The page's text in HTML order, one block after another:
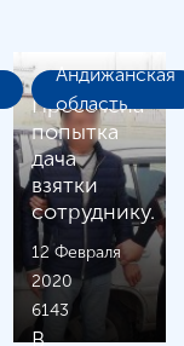
Андижанская
область
Пресечена
попытка
дача
взятки
сотруднику.
12 Февраля
2020
6143
В